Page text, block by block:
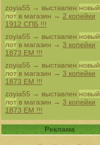
zoyia55 → выставлен новый
лот в магазин → 2 копейки
1912 СПБ !!!
zoyia55 → выставлен новый
лот в магазин → 3 копейки
1873 ЕМ !!!
zoyia55 → выставлен новый
лот в магазин → 3 копейки
1873 ЕМ !!!
zoyia55 → выставлен новый
лот в магазин → 3 копейки
1873 ЕМ !!!
Реклама